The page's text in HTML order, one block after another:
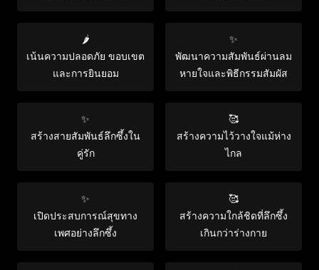
🌶️
เน้นความปลอดภัย ขอบเขต
และการยินยอม
✨
พัฒนาความสัมพันธ์ผ่านลม
หายใจและพิธีกรรมสัมผัส
✨
สร้างสายสัมพันธ์ลึกซึ้งใน
คู่รัก
🥰
สร้างความไว้วางใจแม้ห่าง
ไกล
✨
เปิดประสบการณ์สุขทาง
เพศอย่างลึกซึ้ง
🥰
สร้างความใกล้ชิดที่ลึกซึ้ง
เกินกว่าร่างกาย